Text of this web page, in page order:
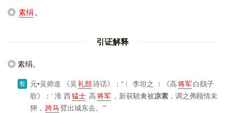
素绢 。
引证解释
素绢。
引 元•吴师道 《吴礼部诗话》 ：“﹝ 李坦之 ﹞ 《高将军白鷂子
歌》
：‘ 淮 西猛士 高将军 ，新获驍禽被凉素 ，调之弗顾情未
狎， 跨马臂出城东去。’”